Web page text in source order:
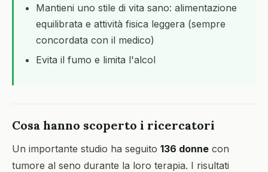
Mantieni uno stile di vita sano: alimentazione
equilibrata e attività fisica leggera (sempre
concordata con il medico)
Evita il fumo e limita l'alcol
Cosa hanno scoperto i ricercatori
Un importante studio ha seguito 136 donne con
tumore al seno durante la loro terapia. I risultati